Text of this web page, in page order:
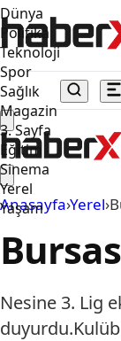
Dünya
Politika
Teknoloji
Spor
Sağlık
Magazin
3. Sayfa
Eğitim
Sinema
Yerel
Yaşam
Anasayfa›Yerel›
Nesine 3. Lig